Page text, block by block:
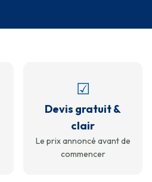
☑
Devis gratuit &
clair
Le prix annoncé avant de
commencer